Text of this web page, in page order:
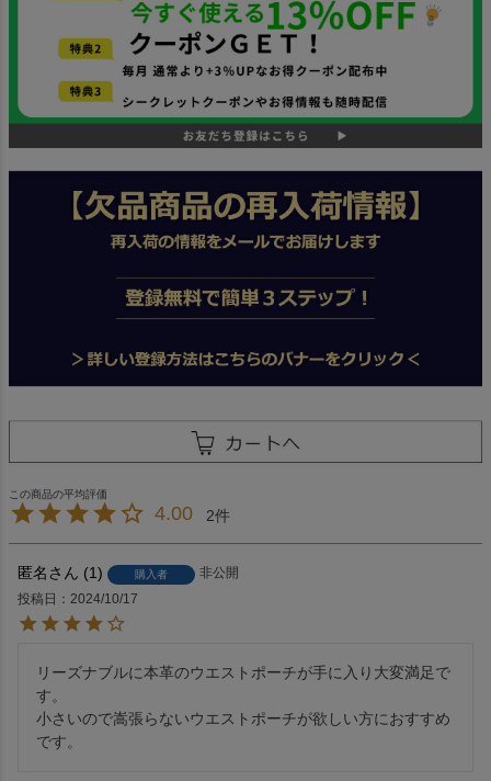
4.00 2
匿名 1 購入者
非公開
投稿日
2024/10/17
リーズナブルに本革のウエストポーチが手に入り大変満足で
す。
小さいので嵩張らないウエストポーチが欲しい方におすすめ
です。